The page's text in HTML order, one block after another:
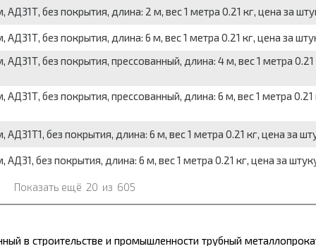
без покрытия, длина: 2 м, вес 1 метра 0.21 кг, цена за
без покрытия, длина: 6 м, вес 1 метра 0.21 кг, цена за
без покрытия, прессованный, длина: 4 м, вес 1 метра 0.21
без покрытия, прессованный, длина: 6 м, вес 1 метра 0.21
без покрытия, длина: 6 м, вес 1 метра 0.21 кг, цена за
без покрытия, длина: 6 м, вес 1 метра 0.21 кг, цена за
Показать ещё 20 из 605
в строительстве и промышленности трубный